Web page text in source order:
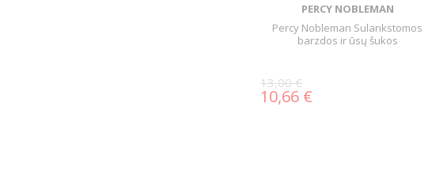
PERCY NOBLEMAN
Percy Nobleman Sulankstomos
barzdos ir ūsų šukos
13,00 €
10,66 €